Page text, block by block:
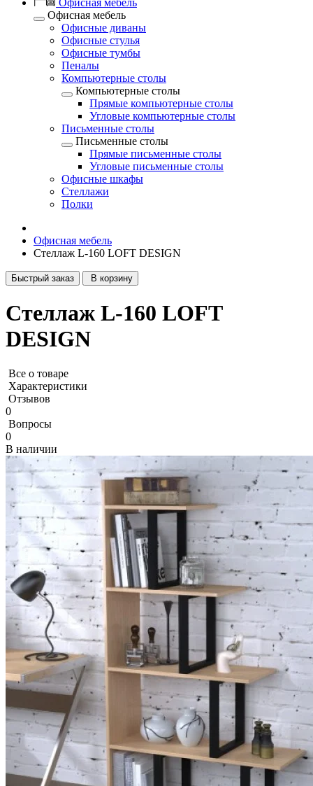
Офисная мебель
Офисная мебель
Офисные диваны
Офисные стулья
Офисные тумбы
Пеналы
Компьютерные столы
Компьютерные столы
Прямые компьютерные столы
Угловые компьютерные столы
Письменные столы
Письменные столы
Прямые письменные столы
Угловые письменные столы
Офисные шкафы
Стеллажи
Полки
Офисная мебель
Стеллаж L-160 LOFT DESIGN
Быстрый заказ В корзину
Стеллаж L-160 LOFT
DESIGN
Все о товаре
Характеристики
Отзывов
0
Вопросы
0
В наличии